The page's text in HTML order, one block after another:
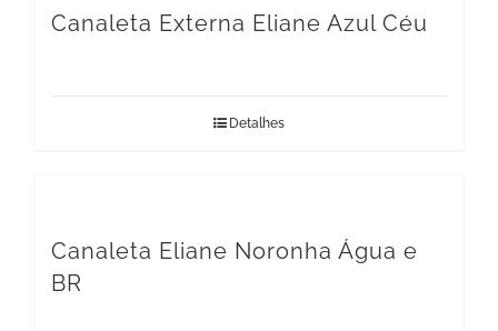
Canaleta Externa Eliane Azul Céu
Detalhes
Canaleta Eliane Noronha Água e
BR